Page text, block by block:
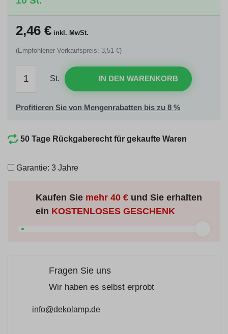
2,46 € inkl. MwSt.
(Empfohlener Verkaufspreis: 3,51 €)
St. IN DEN WARENKORB
Profitieren Sie von Mengenrabatten bis zu 8 %
50 Tage Rückgaberecht für gekaufte Waren
Garantie: 3 Jahre
Kaufen Sie mehr40 €und Sie erhalten
ein KOSTENLOSES GESCHENK
Fragen Sie uns
Wir haben es selbst erprobt
info@dekolamp.de